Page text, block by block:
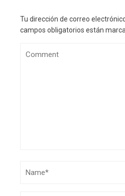
Tu dirección de correo
campos obligatorios están